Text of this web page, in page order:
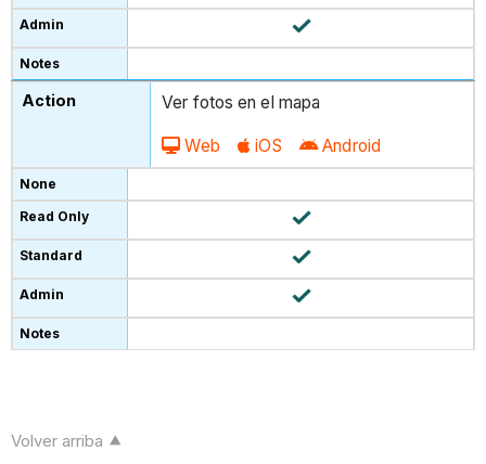
Ver fotos en el mapa
Web iOS Android
Volver arriba